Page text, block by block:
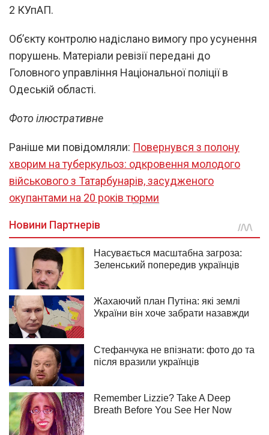
2 КУпАП.
Об’єкту контролю надіслано вимогу про усунення
порушень. Матеріали ревізії передані до
Головного управління Національної поліції в
Одеській області.
Фото ілюстративне
Раніше ми повідомляли: Повернувся з полону
хворим на туберкульоз: одкровення молодого
військового з Татарбунарів, засудженого
окупантами на 20 років тюрми